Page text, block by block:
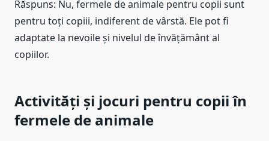
Răspuns: Nu, fermele de animale pentru copii sunt
pentru toți copiii, indiferent de vârstă. Ele pot fi
adaptate la nevoile și nivelul de învățământ al
copiilor.
Activități și jocuri pentru copii în
fermele de animale